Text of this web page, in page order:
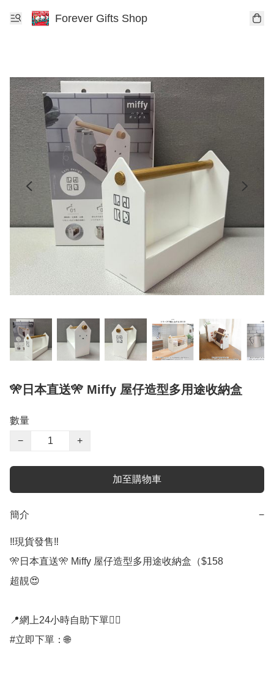
Forever Gifts Shop
🎌日本直送🎌 Miffy 屋仔造型多用途收納盒
數量
−
+
加至購物車
簡介 −
‼️現貨發售‼️
🎌日本直送🎌 Miffy 屋仔造型多用途收納盒（$158
超靚😍
📍網上24小時自助下單👍🏻
#立即下單：🌐